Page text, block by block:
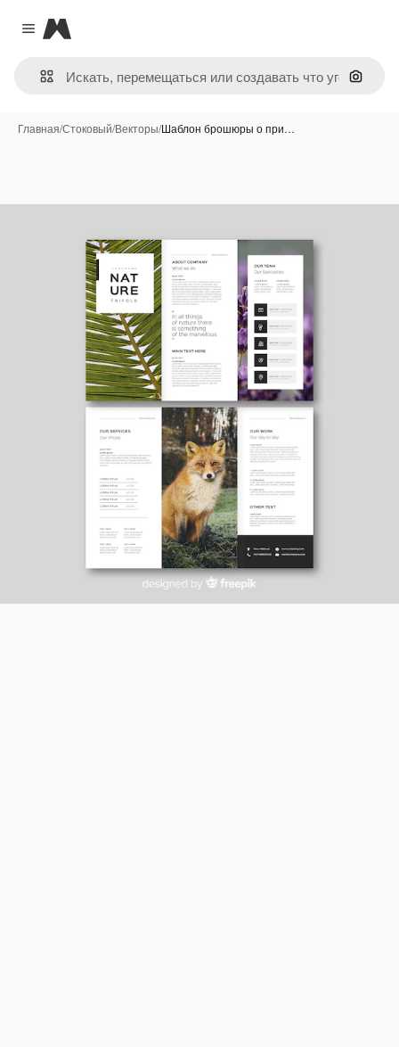
Close menu
Magnific
Поиск
Главная/Стоковый/Векторы/Шаблон брошюры о при…